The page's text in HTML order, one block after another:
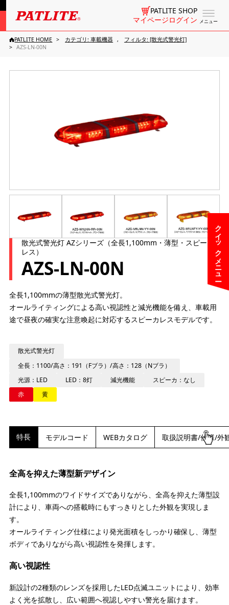
メニュー
PATLITE SHOP
マイページログイン
クイックメニュー
PATLITE HOME カテゴリ: 車載機器
フィルタ: [散光式警光灯]
AZS-LN-00N
散光式警光灯 AZシリーズ（全長1,100mm・薄型・スピーカ
レス）
AZS-LN-00N
全長1,100mmの薄型散光式警光灯。
オールライティングによる高い視認性と減光機能を備え、車載用
途で昼夜の確実な注意喚起に対応するスピーカレスモデルです。
散光式警光灯
全長：1100/高さ：191（Fブラ）/高さ：128（Nブラ）
光源：LED
LED：8灯 減光機能
スピーカ：なし
赤
黄
特長 モデルコード WEBカタログ 取扱説明書/仕様/外
全高を抑えた薄型新デザイン
全長1,100mmのワイドサイズでありながら、全高を抑えた薄型設
計により、車両への搭載時にもすっきりとした外観を実現しま
す。
オールライティング仕様により発光面積をしっかり確保し、薄型
ボディでありながら高い視認性を発揮します。
高い視認性
新設計の2種類のレンズを採用したLED点滅ユニットにより、効率
よく光を拡散し、広い範囲へ視認しやすい警光を届けます。